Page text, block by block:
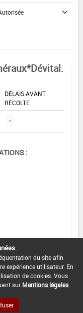
DÉLAIS AVANT
RÉCOLTE
-
:
du site afin
expérience utilisateur. En
de cookies. Vous
sur Mentions légales